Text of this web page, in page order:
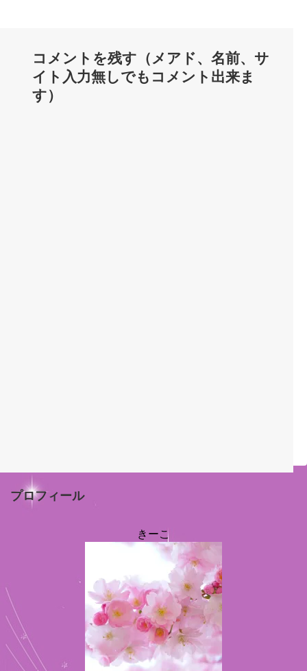
コメントを残す（メアド、名前、サ
イト入力無しでもコメント出来ま
す）
プロフィール
きーこ